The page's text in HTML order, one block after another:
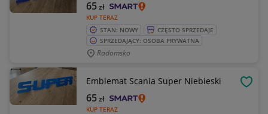
KUP TERAZ
65zł
STAN: NOWY
CZĘSTO SPRZEDAJE
SPRZEDAJĄCY: OSOBA PRYWATNA
Radomsko
Emblemat Scania Super Niebieski
KUP TERAZ
65zł